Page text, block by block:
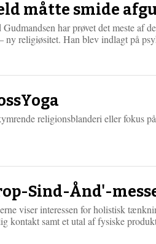
måtte smide
har prøvet det meste af
ny religiøsitet. Han blev indlagt på
religionsblanderi eller fokus
Sind-Ånd'-
viser interessen for holistisk
kontakt samt et utal af fysiske